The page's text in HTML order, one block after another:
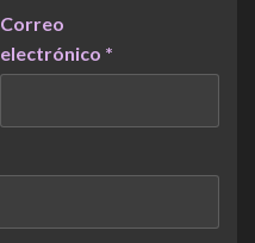
Correo
electrónico *